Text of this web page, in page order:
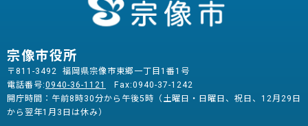
宗像市役所
〒811-3492 福岡県宗像市東郷一丁目1番1号
電話番号:0940-36-1121
Fax:0940-37-1242
開庁時間：午前8時30分から午後5時（土曜日・日曜日、祝日、12月29日
から翌年1月3日は休み）